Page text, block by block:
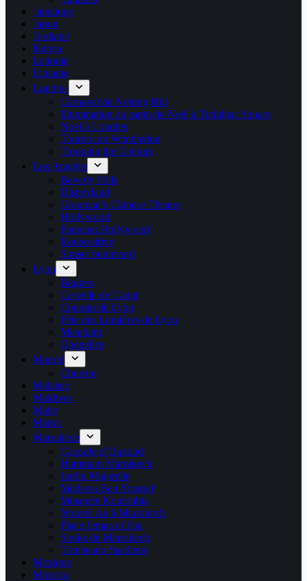
Jamaïque
Japon
Jordanie
Kenya
Lettonie
Lituanie
Londres
Carnaval de Notting Hill
Illumination du sapin de Noël à Trafalgar Square
Noël à Londres
Tournoi de Wimbledon
Trooping the Colours
Los Angeles
Beverly Hills
Disneyland
Grauman’s Chinese Theatre
Hollywood
Panneau Hollywood
Rodeo drive
Sunset boulevard
Lyon
Bugnes
Cervelle de Canut
Coussin de Lyon
Fête des Lumières de Lyon
Matefaim
Quenelles
Madrid
Churros
Malaisie
Maldives
Malte
Maroc
Marrakech
Cascade d’Ouzoud
Hammam Marrakech
Jardin Majorelle
Medersa Ben Youssef
Mosquée Koutoubia
Nouvel An à Marrakech
Place Jemaa el Fna
Souks de Marrakech
Tombeaux Saadiens
Mexique
Moscou